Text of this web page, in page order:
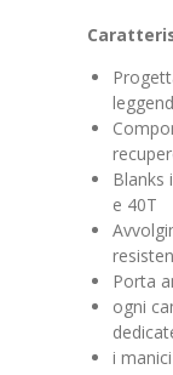
Blanks
e 40T
Porta
ogni
i